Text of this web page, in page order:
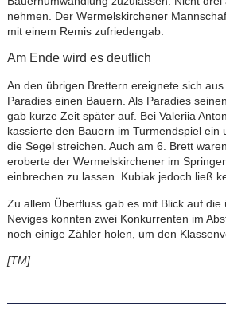
nehmen. Der Wermelskirchener
mit einem Remis zufriedengab.
Am Ende wird es deutlich
An den übrigen Brettern ereignete sich
Paradies einen Bauern. Als Paradies
gab kurze Zeit später auf. Bei Valeriia
kassierte den Bauern im Turmendspiel
die Segel streichen. Auch am 6. Brett
eroberte der Wermelskirchener im
einbrechen zu lassen. Kubiak jedoch ließ
Zu allem Überfluss gab es mit Blick auf
Neviges konnten zwei Konkurrenten im
noch einige Zähler holen, um den
[TM]